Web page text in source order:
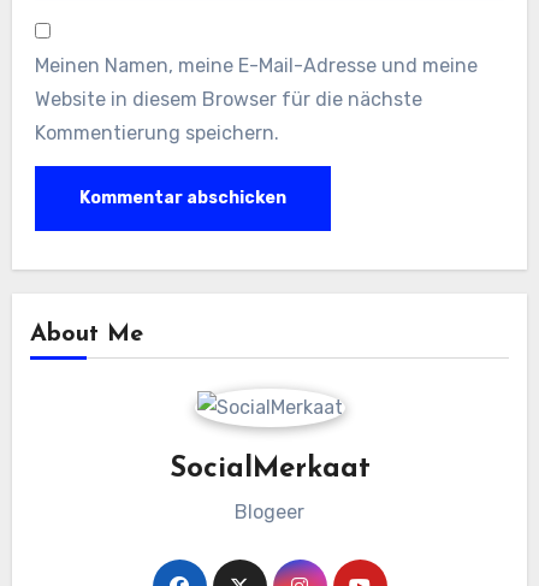
Meinen Namen, meine E-Mail-Adresse und meine
Website in diesem Browser für die nächste
Kommentierung speichern.
About Me
SocialMerkaat
Blogeer